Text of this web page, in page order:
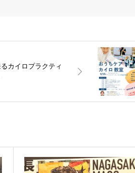
カイロプラクティ